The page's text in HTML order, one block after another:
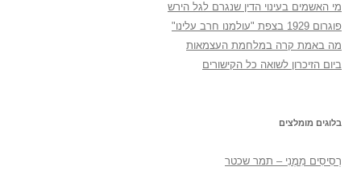
מי האשמים בעינוי הדין שנגרם לגל הירש
פוגרום 1929 בצפת "עולמנו חרב עלינו"
מה באמת קרה במלחמת העצמאות
ביום הזיכרון לשואה כל הקישורים
בלוגים מומלצים
רְסִיסִים מִמֶנִי – תמר שכטר